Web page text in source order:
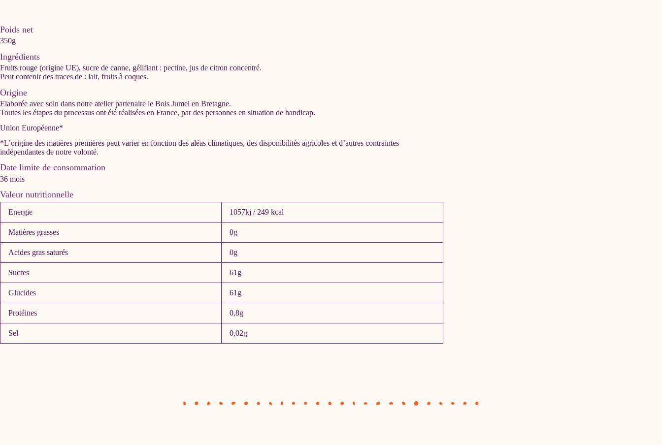
Poids net
350g
Ingrédients
Fruits rouge (origine UE), sucre de canne, gélifiant : pectine, jus de citron concentré.
Peut contenir des traces de : lait, fruits à coques.
Origine
Elaborée avec soin dans notre atelier partenaire le Bois Jumel en Bretagne.
Toutes les étapes du processus ont été réalisées en France, par des personnes en situation de handicap.
Union Européenne*
*L’origine des matières premières peut varier en fonction des aléas climatiques, des disponibilités agricoles et d’autres contraintes
indépendantes de notre volonté.
Date limite de consommation
36 mois
Valeur nutritionnelle
Energie 1057kj / 249 kcal
Matières grasses 0g
Acides gras saturés 0g
Sucres 61g
Glucides 61g
Protéines 0,8g
Sel 0,02g